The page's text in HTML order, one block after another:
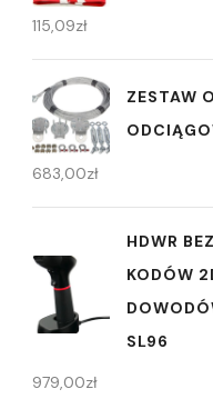
115,09zł
ZESTAW
683,00zł
HDWR
KODÓW
SL96
979,00zł